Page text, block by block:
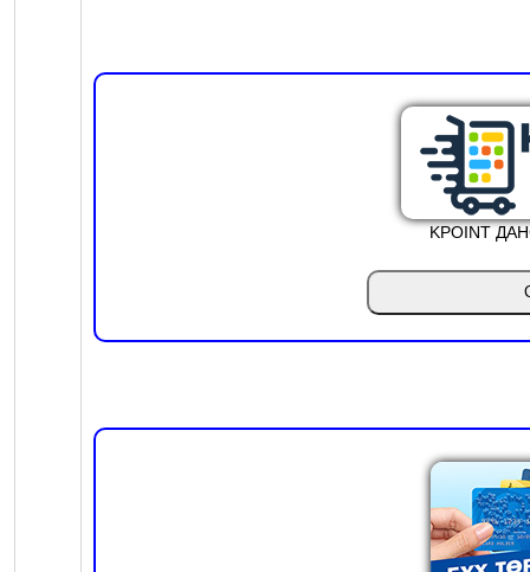
KPOINT